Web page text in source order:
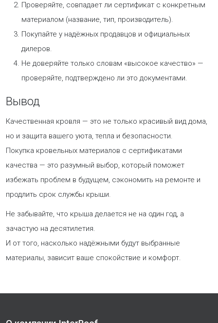
Проверяйте, совпадает ли сертификат с конкретным
материалом (название, тип, производитель).
Покупайте у надёжных продавцов и официальных
дилеров.
Не доверяйте только словам «высокое качество» —
проверяйте, подтверждено ли это документами.
Вывод
Качественная кровля — это не только красивый вид дома,
но и защита вашего уюта, тепла и безопасности.
Покупка кровельных материалов с сертификатами
качества — это разумный выбор, который поможет
избежать проблем в будущем, сэкономить на ремонте и
продлить срок службы крыши.
Не забывайте, что крыша делается не на один год, а
зачастую на десятилетия.
И от того, насколько надёжными будут выбранные
материалы, зависит ваше спокойствие и комфорт.